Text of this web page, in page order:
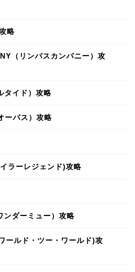
略
（リンバスカンパニー）攻
タイド）攻略
ーパス）攻略
ラーレジェンド)攻略
ダーミュー）攻略
ルド・ツー・ワールド)攻